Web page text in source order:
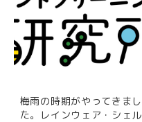
梅雨の時期がやってきまし
た。レインウェア・シェル